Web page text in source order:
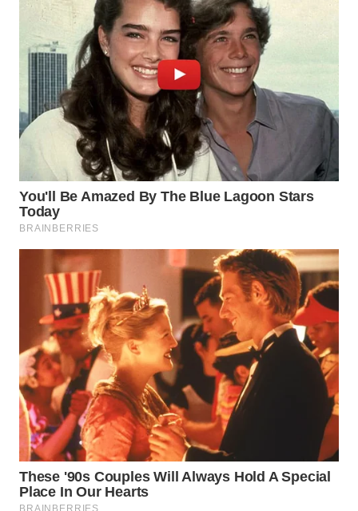
BINTAN
WN
MANDALIKA
LIKUPANG
WN
LABUANBAJO
WN
BORNEO
Wahana
Group
WAHANA
NEWS
WAHANA
TANI
WAHANA